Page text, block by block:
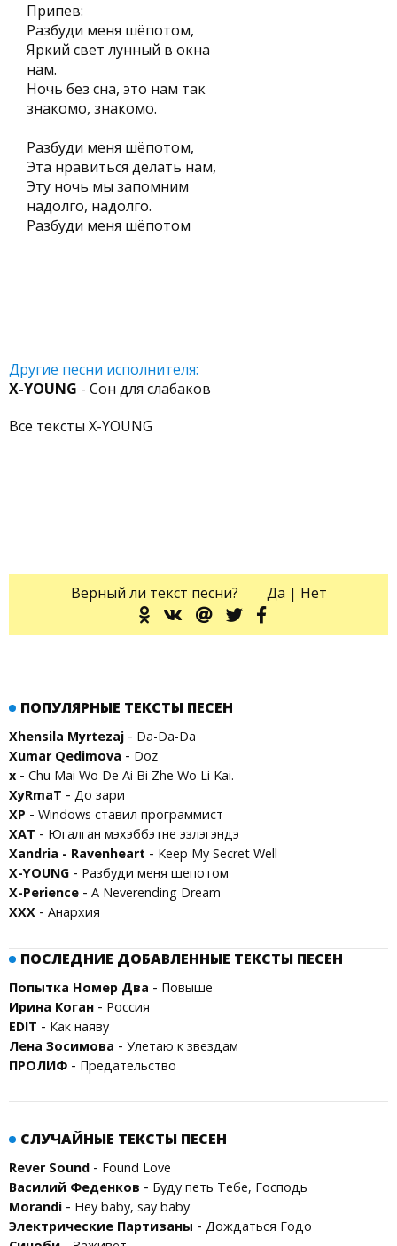
Припев:
Разбуди меня шёпотом,
Яркий свет лунный в окна
нам.
Ночь без сна, это нам так
знакомо, знакомо.
Разбуди меня шёпотом,
Эта нравиться делать нам,
Эту ночь мы запомним
надолго, надолго.
Разбуди меня шёпотом
Другие песни исполнителя:
X-YOUNG - Сон для слабаков
Все тексты X-YOUNG
Верный ли текст песни? Да | Нет
ПОПУЛЯРНЫЕ ТЕКСТЫ ПЕСЕН
Xhensila Myrtezaj - Da-Da-Da
Xumar Qedimova - Doz
x - Chu Mai Wo De Ai Bi Zhe Wo Li Kai.
XyRmaT - До зари
XP - Windows ставил программист
XAT - Югалган мэхэббэтне эзлэгэндэ
Xandria - Ravenheart - Keep My Secret Well
X-YOUNG - Разбуди меня шепотом
X-Perience - A Neverending Dream
XXX - Анархия
ПОСЛЕДНИЕ ДОБАВЛЕННЫЕ ТЕКСТЫ ПЕСЕН
Попытка Номер Два - Повыше
Ирина Коган - Россия
EDIT - Как наяву
Лена Зосимова - Улетаю к звездам
ПРОЛИФ - Предательство
СЛУЧАЙНЫЕ ТЕКСТЫ ПЕСЕН
Rever Sound - Found Love
Василий Феденков - Буду петь Тебе, Господь
Morandi - Hey baby, say baby
Электрические Партизаны - Дождаться Годо